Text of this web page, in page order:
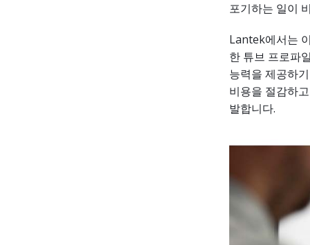
포기하는 일이
Lantek에서는
한 튜브 프로파
능력을 제공하
비용을 절감하
발합니다.